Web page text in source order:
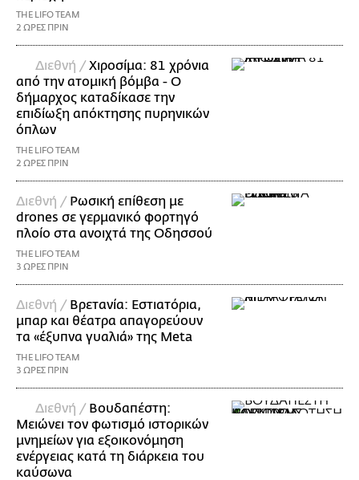
THE LIFO TEAM
2 ΩΡΕΣ ΠΡΙΝ
Διεθνή /Χιροσίμα: 81 χρόνια
από την ατομική βόμβα - Ο
δήμαρχος καταδίκασε την
επιδίωξη απόκτησης πυρηνικών
όπλων
THE LIFO TEAM
2 ΩΡΕΣ ΠΡΙΝ
Διεθνή / Ρωσική επίθεση με
drones σε γερμανικό φορτηγό
πλοίο στα ανοιχτά της Οδησσού
THE LIFO TEAM
3 ΩΡΕΣ ΠΡΙΝ
Διεθνή / Βρετανία: Εστιατόρια,
μπαρ και θέατρα απαγορεύουν
τα «έξυπνα γυαλιά» της Meta
THE LIFO TEAM
3 ΩΡΕΣ ΠΡΙΝ
Διεθνή / Βουδαπέστη:
Μειώνει τον φωτισμό ιστορικών
μνημείων για εξοικονόμηση
ενέργειας κατά τη διάρκεια του
καύσωνα